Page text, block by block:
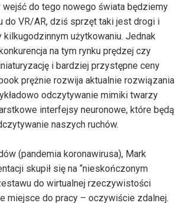
wejść do tego nowego świata będziemy
do VR/AR, dziś sprzęt taki jest drogi i
użytkowaniu. Jednak
na tym rynku prędzej czy
i bardziej przystępne ceny
prężnie rozwija aktualnie rozwiązania
odczytywanie mimiki twarzy
interfejsy neuronowe, które będą
naszych ruchów.
(pandemia koronawirusa), Mark
skupił się na “nieskończonym
do wirtualnej rzeczywistości
miejsce do pracy – oczywiście zdalnej.